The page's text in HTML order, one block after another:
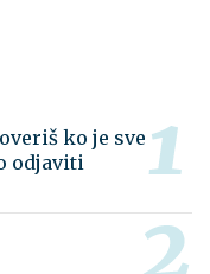
ko je sve
odjaviti